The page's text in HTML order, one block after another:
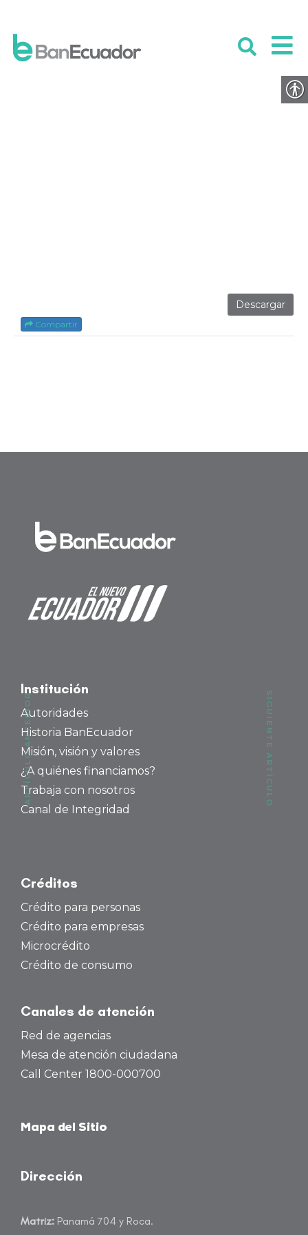
Descargar
Compartir
ARTÍCULO ANTERIOR SIGUIENTE ARTÍCULO
Institución
Autoridades
Historia BanEcuador
Misión, visión y valores
¿A quiénes financiamos?
Trabaja con nosotros
Canal de Integridad
Créditos
Crédito para personas
Crédito para empresas
Microcrédito
Crédito de consumo
Canales de atención
Red de agencias
Mesa de atención ciudadana
Call Center 1800-000700
Mapa del Sitio
Dirección
Matriz: Panamá 704 y Roca.